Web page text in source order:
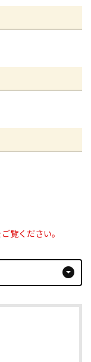
覧ください。
arrow_drop_down_circle